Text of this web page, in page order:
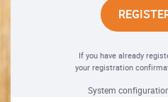
If you have already
your registration
System